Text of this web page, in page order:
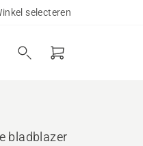
selecteren
bladblazer